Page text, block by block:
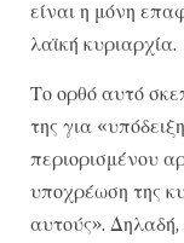
είναι η μόνη
λαϊκή κυριαρχία.
Το ορθό αυτό
της για
περιορισμένου
υποχρέωση της
αυτούς». Δηλαδή,